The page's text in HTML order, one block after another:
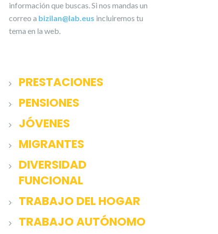
información que buscas. Si nos mandas un
correo a bizilan@lab.eus incluiremos tu
tema en la web.
PRESTACIONES
PENSIONES
JÓVENES
MIGRANTES
DIVERSIDAD
FUNCIONAL
TRABAJO DEL HOGAR
TRABAJO AUTÓNOMO